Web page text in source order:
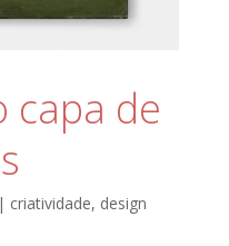
capa de
| criatividade, design